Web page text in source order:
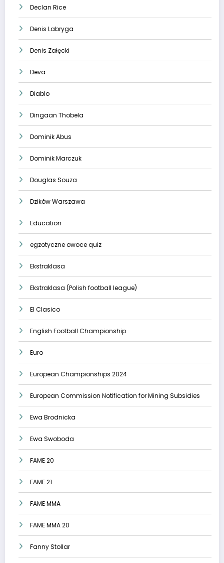
Declan Rice
Denis Labryga
Denis Załęcki
Deva
Diablo
Dingaan Thobela
Dominik Abus
Dominik Marczuk
Douglas Souza
Dzików Warszawa
Education
egzotyczne owoce quiz
Ekstraklasa
Ekstraklasa (Polish football league)
El Clasico
English Football Championship
Euro
European Championships 2024
European Commission Notification for Mining Subsidies
Ewa Brodnicka
Ewa Swoboda
FAME 20
FAME 21
FAME MMA
FAME MMA 20
Fanny Stollar